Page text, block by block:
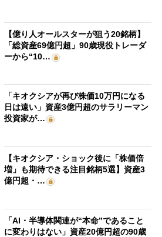
【億り人オールスターが狙う20銘柄】
「総資産69億円超」90歳現役トレーダ
ーから“10…
「キオクシアが再び株価10万円になる
日は遠い」資産3億円超のサラリーマン
投資家が…
【キオクシア・ショック後に「株価倍
増」も期待できる注目銘柄5選】資産3
億円超・…
「AI・半導体関連が“本命”であること
に変わりはない」資産20億円超の90歳